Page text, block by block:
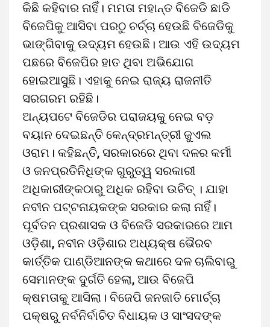
କିଛି କହିବାର ନାହିଁ। ମମତା ମହାନ୍ତ ବିଜେଡି ଛାଡି
ବିଜେପିକୁ ଆସିବା ପରଠୁ ଚର୍ଚ୍ଚା ହେଉଛି ବିଜେଡିକୁ
ଭାଙ୍ଗିବାକୁ ଉଦ୍ୟମ ହେଉଛି। ଆଉ ଏହି ଉଦ୍ୟମ
ପଛରେ ବିଜେପିର ହାତ ଥିବା ଅଭିଯୋଗ
ହୋଇଆସୁଛି। ଏହାକୁ ନେଇ ରାଜ୍ୟ ରାଜନୀତି
ସରଗରମ ରହିଛି।
ଅନ୍ୟପଟେ ବିଜେଡିର ପରାଜୟକୁ ନେଇ ବଡ଼
ବୟାନ ଦେଇଛନ୍ତି କେନ୍ଦ୍ରମନ୍ତ୍ରୀ ଜୁଏଲ
ଓରାମ। କହିଛନ୍ତି, ସରକାରରେ ଥିବା ଦଳର କର୍ମୀ
ଓ ଜନପ୍ରତିନିଧିଙ୍କ ଗୁରୁତ୍ୱ ସରକାରୀ
ଅଧିକାରୀଙ୍କଠାରୁ ଅଧିକ ରହିବା ଉଚିତ୍ । ଯାହା
ନବୀନ ପଟ୍ଟନାୟକଙ୍କ ସରକାର କଲା ନାହିଁ।
ପୂର୍ବତନ ପ୍ରଶାସକ ଓ ବିଜେଡି ସରକାରରେ ଆମ
ଓଡ଼ିଶା, ନବୀନ ଓଡ଼ିଶାର ଅଧ୍ୟକ୍ଷ ଭୈରବ
କାର୍ତ୍ତିକ ପାଣ୍ଡିଆନଙ୍କ କଥାରେ ଦଳ ଚାଲିବାରୁ
ସେମାନଙ୍କ ଦୁର୍ଗତି ହେଲା, ଆଉ ବିଜେପି
କ୍ଷମତାକୁ ଆସିଲା। ବିଜେପି ଜନଜାତି ମୋର୍ଚ୍ଚା
ପକ୍ଷରୁ ନର୍ବନିର୍ବାଚିତ ବିଧାୟକ ଓ ସାଂସଦଙ୍କ